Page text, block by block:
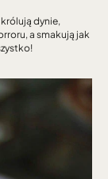
dynie,
a smakują jak